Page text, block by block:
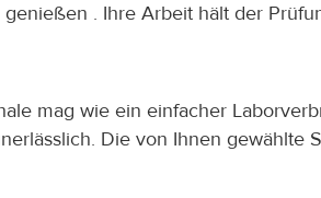
genießen . Ihre Arbeit hält der
mag wie ein einfacher
Die von Ihnen gewählte